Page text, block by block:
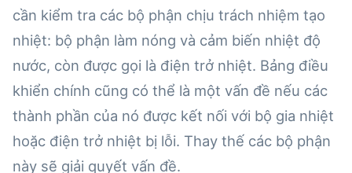
cần kiểm tra các bộ phận chịu trách nhiệm tạo
nhiệt: bộ phận làm nóng và cảm biến nhiệt độ
nước, còn được gọi là điện trở nhiệt. Bảng điều
khiển chính cũng có thể là một vấn đề nếu các
thành phần của nó được kết nối với bộ gia nhiệt
hoặc điện trở nhiệt bị lỗi. Thay thế các bộ phận
này sẽ giải quyết vấn đề.